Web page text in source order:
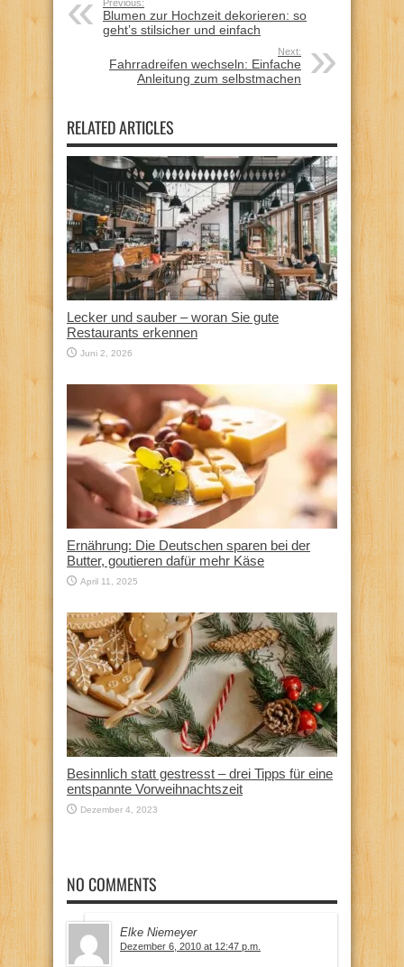
Previous:
Blumen zur Hochzeit dekorieren: so
geht’s stilsicher und einfach
Next:
Fahrradreifen wechseln: Einfache
Anleitung zum selbstmachen
RELATED ARTICLES
Lecker und sauber – woran Sie gute
Restaurants erkennen
Juni 2, 2026
Ernährung: Die Deutschen sparen bei der
Butter, goutieren dafür mehr Käse
April 11, 2025
Besinnlich statt gestresst – drei Tipps für eine
entspannte Vorweihnachtszeit
Dezember 4, 2023
NO COMMENTS
Elke Niemeyer
Dezember 6, 2010 at 12:47 p.m.